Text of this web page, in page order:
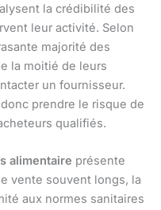
la crédibilité des
leur activité. Selon
majorité des
la moitié de leurs
un fournisseur.
prendre le risque de
qualifiés.
alimentaire présente
vente souvent longs, la
aux normes sanitaires